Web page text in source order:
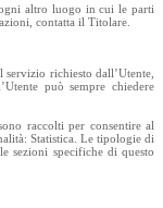
altro luogo in cui le parti
contatta il Titolare.
richiesto dall’Utente,
può sempre chiedere
raccolti per consentire al
Statistica. Le tipologie di
sezioni specifiche di questo